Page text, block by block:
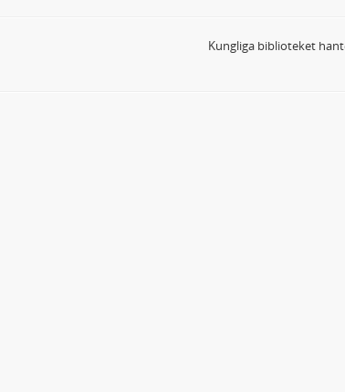
Kungliga biblioteket